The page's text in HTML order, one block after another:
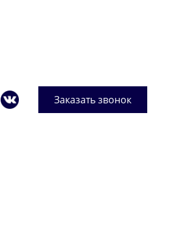
Заказать звонок